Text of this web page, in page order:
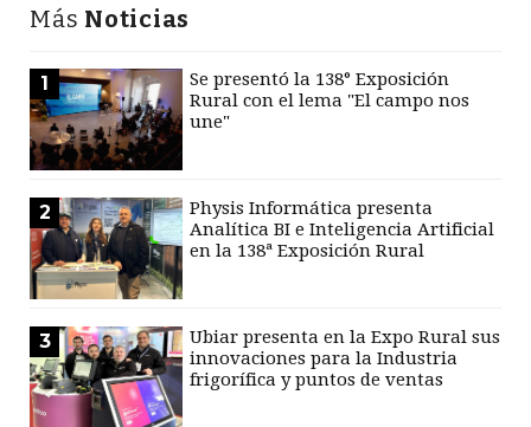
Más Noticias
1
Se presentó la 138° Exposición
Rural con el lema "El campo nos
une"
2
Physis Informática presenta
Analítica BI e Inteligencia Artificial
en la 138ª Exposición Rural
3
Ubiar presenta en la Expo Rural sus
innovaciones para la Industria
frigorífica y puntos de ventas